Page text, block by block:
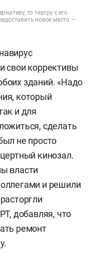
то театру с его
новое место —
свои коррективы
зданий. «Надо
который
и для
сделать
не просто
кинозал.
власти
и решили
добавляя, что
ремонт